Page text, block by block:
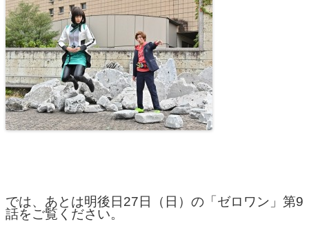
では、あとは明後日27日（日）の「ゼロワン」第9
話をご覧ください。